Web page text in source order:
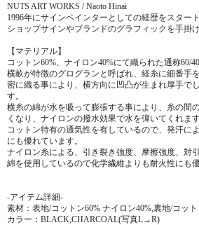
NUTS ART WORKS / Naoto Hinai
1996年にサインペインターとしての経歴をスター
ショップサインやブランドのグラフィックを手掛
【マテリアル】
コットン60%、ナイロン40%にて織られた通称60/40
横畝が特徴のグログランと呼ばれ、経糸に細番手
密に織る事により、横方向に凹凸が生まれ厚手で
す。
横糸の綿が水を吸って膨張する事により、糸の間
くなり、ナイロンの撥水効果で水を弾いてくれます
コットン特有の通気性を有しているので、発汗に
にも優れています。
ナイロン糸による、引き裂き強度、摩擦強度、対
綿を使用しているので化学繊維よりも耐火性にも
-アイテム詳細-
素材：表地/コットン60% ナイロン40%,裏地/コット
カラー：BLACK,CHARCOAL(写真L→R)